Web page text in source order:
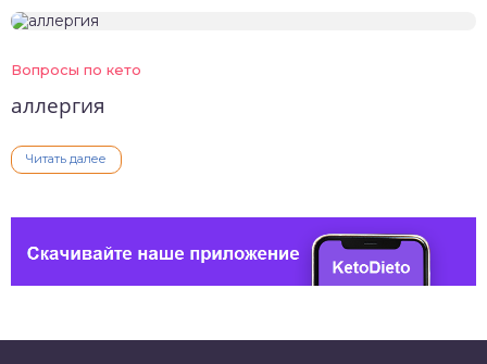
Вопросы по кето
аллергия
Читать далее